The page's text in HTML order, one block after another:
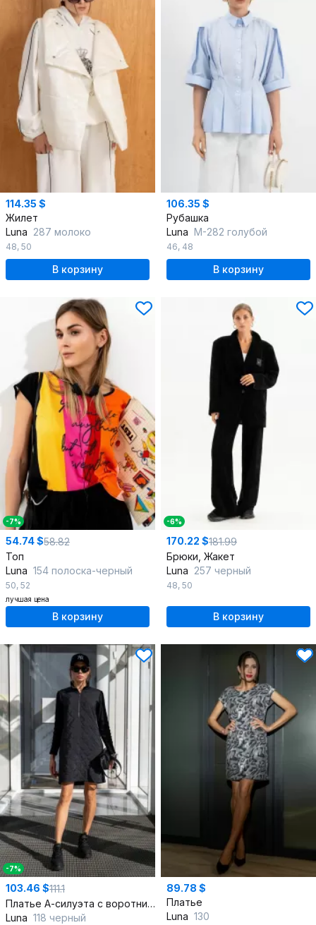
114.35 $
Жилет
Luna 287 молоко
48, 50
В корзину
106.35 $
Рубашка
Luna М-282 голубой
46, 48
В корзину
-7%
54.74 $58.82
Топ
Luna 154 полоска-черный
50, 52
лучшая цена
В корзину
-6%
170.22 $181.99
Брюки, Жакет
Luna 257 черный
48, 50
В корзину
-7%
103.46 $111.1
Платье А-силуэта с воротником стойкой и рукавами из кашкарсе
Luna 118 черный
89.78 $
Платье
Luna 130